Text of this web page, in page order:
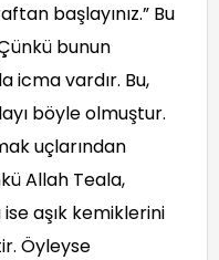
başlayınız.” Bu
bunun
icma vardır. Bu,
böyle olmuştur.
uçlarından
Allah Teala,
aşık kemiklerini
Öyleyse